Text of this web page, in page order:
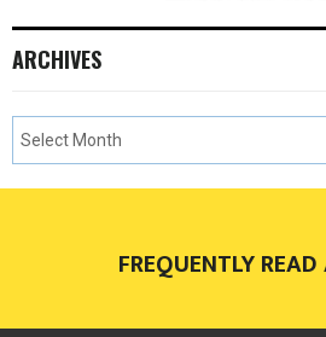
ARCHIVES
FREQUENTLY